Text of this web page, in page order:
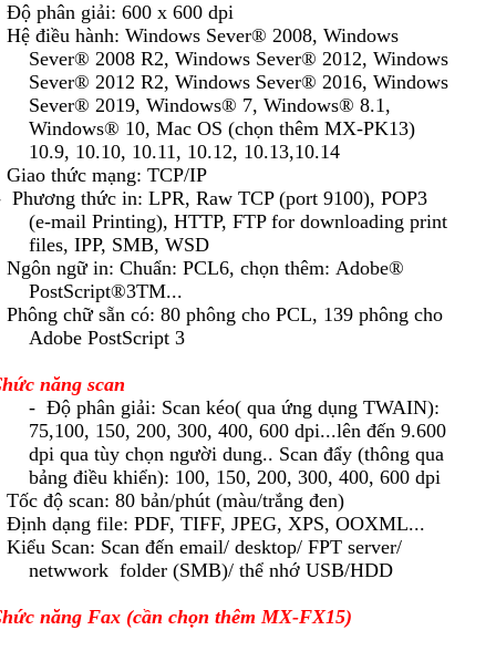
phân giải: 600 x 600 dpi
điều hành: Windows Sever® 2008, Windows
Sever® 2008 R2, Windows Sever® 2012, Windows
Sever® 2012 R2, Windows Sever® 2016, Windows
Sever® 2019, Windows® 7, Windows® 8.1,
Windows® 10, Mac OS (chọn thêm MX-PK13)
10.9, 10.10, 10.11, 10.12, 10.13,10.14
thức mạng: TCP/IP
Phương thức in: LPR, Raw TCP (port 9100), POP3
(e-mail Printing), HTTP, FTP for downloading print
files, IPP, SMB, WSD
ngữ in: Chuẩn: PCL6, chọn thêm: Adobe®
PostScript®3TM...
chữ sẵn có: 80 phông cho PCL, 139 phông cho
Adobe PostScript 3
năng scan
- Độ phân giải: Scan kéo( qua ứng dụng TWAIN):
75,100, 150, 200, 300, 400, 600 dpi...lên đến 9.600
dpi qua tùy chọn người dung.. Scan đẩy (thông qua
bảng điều khiển): 100, 150, 200, 300, 400, 600 dpi
độ scan: 80 bản/phút (màu/trắng đen)
dạng file: PDF, TIFF, JPEG, XPS, OOXML...
Scan: Scan đến email/ desktop/ FPT server/
netwwork folder (SMB)/ thể nhớ USB/HDD
năng Fax (cần chọn thêm MX-FX15)